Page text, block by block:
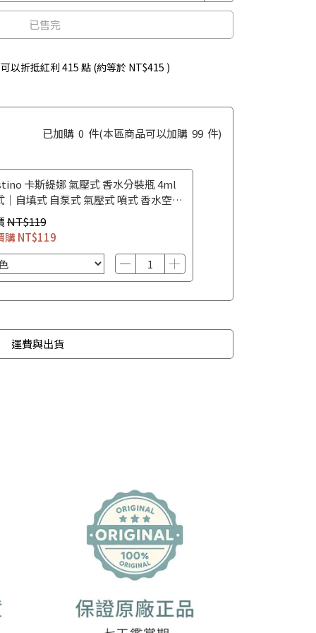
已售完
以折抵紅利415 點 (約等於 NT$415 )
已加購 0 件(本區商品可以加購 99 件)
卡斯緹娜 氣壓式 香水分裝瓶 4ml
｜自填式 自泵式 氣壓式 噴式 香水空瓶
攜帶瓶
NT$119
購NT$119
運費與出貨